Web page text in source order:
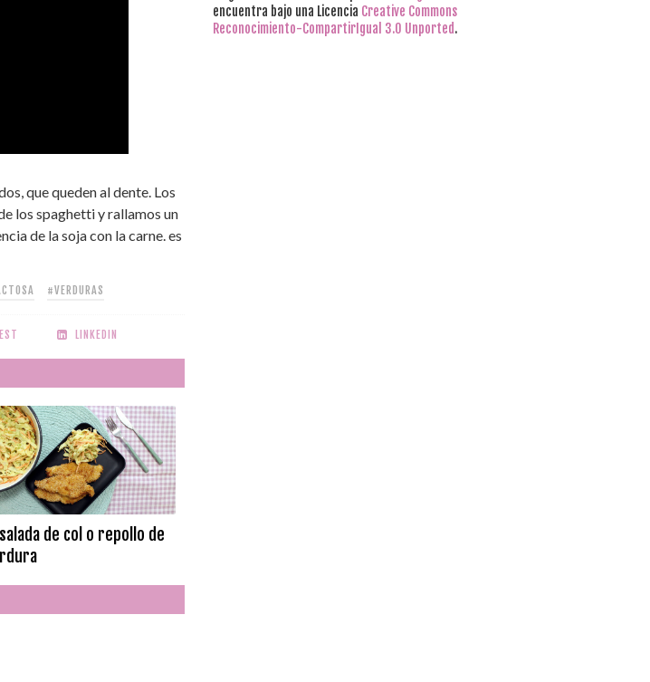
que queden al dente. Los
los spaghetti y rallamos un
de la soja con la carne. es
#VERDURAS
LINKEDIN
de col o repollo de
encuentra bajo una Licencia Creative Commons
Reconocimiento-CompartirIgual 3.0 Unported.